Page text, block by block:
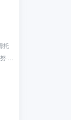
艺
蓝
丽
李
斓
托
翁